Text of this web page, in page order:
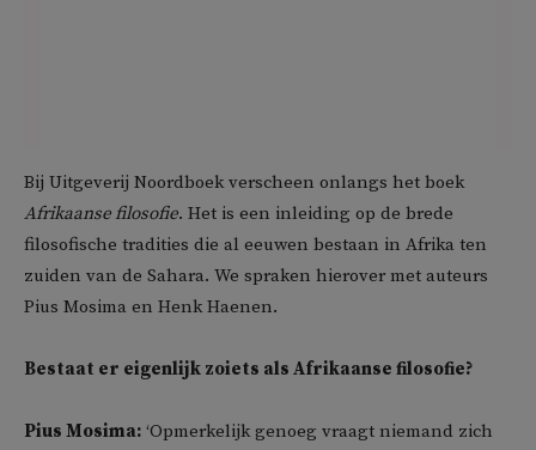
Bij Uitgeverij Noordboek verscheen onlangs het boek
Afrikaanse filosofie. Het is een inleiding op de brede
filosofische tradities die al eeuwen bestaan in Afrika ten
zuiden van de Sahara. We spraken hierover met auteurs
Pius Mosima en Henk Haenen.
Bestaat er eigenlijk zoiets als Afrikaanse filosofie?
Pius Mosima: ‘Opmerkelijk genoeg vraagt niemand zich